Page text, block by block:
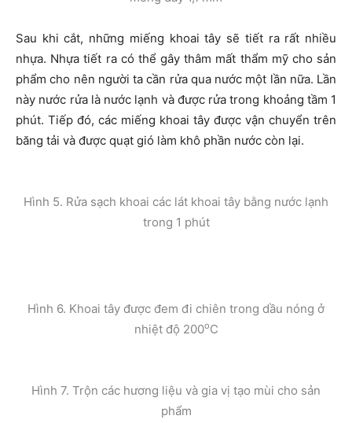
Sau khi cắt, những miếng khoai tây sẽ tiết ra rất nhiều
nhựa. Nhựa tiết ra có thể gây thâm mất thẩm mỹ cho sản
phẩm cho nên người ta cần rửa qua nước một lần nữa. Lần
này nước rửa là nước lạnh và được rửa trong khoảng tầm 1
phút. Tiếp đó, các miếng khoai tây được vận chuyển trên
băng tải và được quạt gió làm khô phần nước còn lại.
Hình 5. Rửa sạch khoai các lát khoai tây bằng nước lạnh
trong 1 phút
Hình 6. Khoai tây được đem đi chiên trong dầu nóng ở
nhiệt độ 200oC
Hình 7. Trộn các hương liệu và gia vị tạo mùi cho sản
phẩm